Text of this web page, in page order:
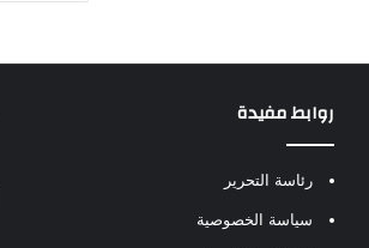
روابط مفيدة
رئاسة التحرير
سياسة الخصوصية